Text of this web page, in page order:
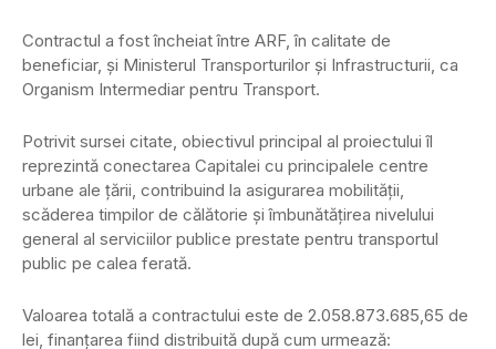
Contractul a fost încheiat între ARF, în calitate de
beneficiar, şi Ministerul Transporturilor şi Infrastructurii, ca
Organism Intermediar pentru Transport.
Potrivit sursei citate, obiectivul principal al proiectului îl
reprezintă conectarea Capitalei cu principalele centre
urbane ale ţării, contribuind la asigurarea mobilităţii,
scăderea timpilor de călătorie şi îmbunătăţirea nivelului
general al serviciilor publice prestate pentru transportul
public pe calea ferată.
Valoarea totală a contractului este de 2.058.873.685,65 de
lei, finanţarea fiind distribuită după cum urmează: